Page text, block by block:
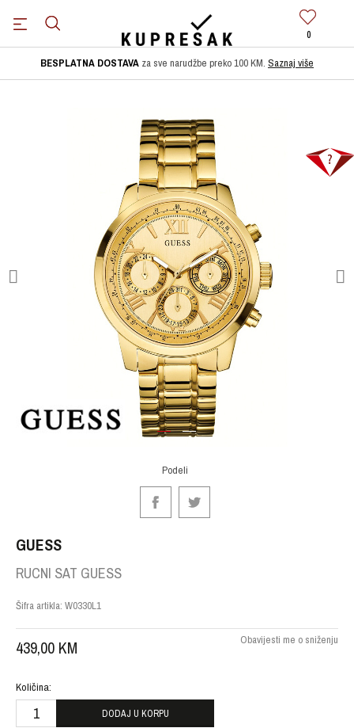
0
BESPLATNA DOSTAVA za sve narudžbe preko 100 KM. Saznaj više
1 2
Podeli
GUESS
RUCNI SAT GUESS
Šifra artikla: W0330L1
439,00 KM Obavijesti me o sniženju
Količina:
DODAJ U KORPU